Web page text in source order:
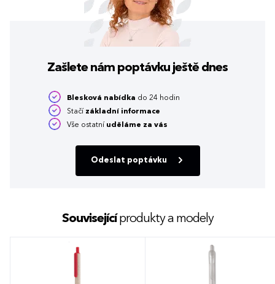
Zašlete nám poptávku ještě dnes
Blesková nabídka do 24 hodin
Stačí základní informace
Vše ostatní uděláme za vás
Odeslat poptávku
Souvisejícíprodukty a modely